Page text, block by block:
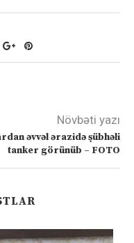
Növbəti yazı
əvvəl ərazidə şübhəli
tanker görünüb – FOTO